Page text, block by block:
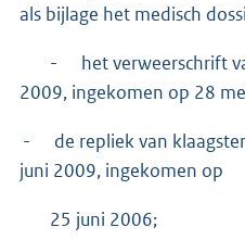
als bijlage het medisch
- het verweerschrift
2009, ingekomen op 28
- de repliek van klaagster
juni 2009, ingekomen op
25 juni 2006;